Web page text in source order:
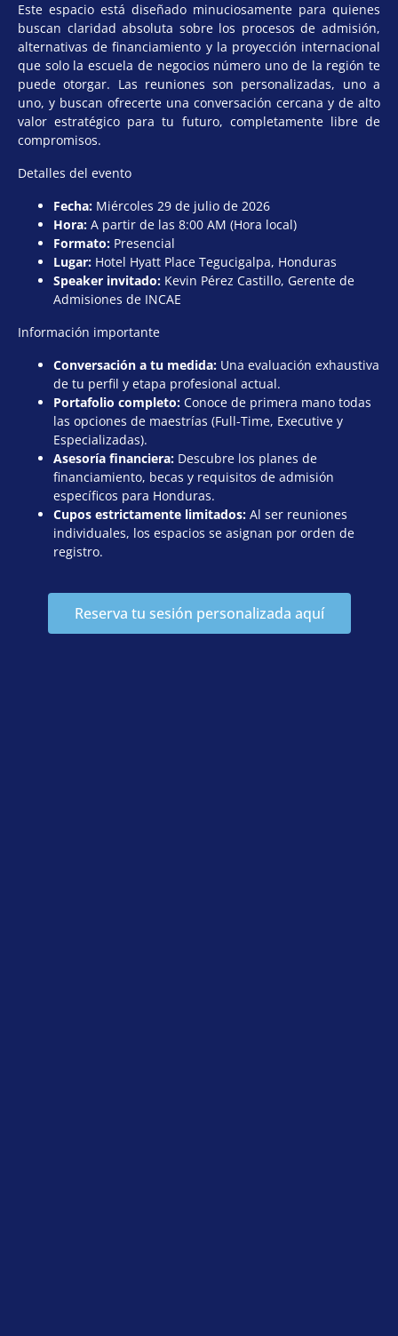
Este espacio está diseñado minuciosamente para quienes
buscan claridad absoluta sobre los procesos de admisión,
alternativas de financiamiento y la proyección internacional
que solo la escuela de negocios número uno de la región te
puede otorgar. Las reuniones son personalizadas, uno a
uno, y buscan ofrecerte una conversación cercana y de alto
valor estratégico para tu futuro, completamente libre de
compromisos.
Detalles del evento
Fecha: Miércoles 29 de julio de 2026
Hora: A partir de las 8:00 AM (Hora local)
Formato: Presencial
Lugar: Hotel Hyatt Place Tegucigalpa, Honduras
Speaker invitado: Kevin Pérez Castillo, Gerente de
Admisiones de INCAE
Información importante
Conversación a tu medida: Una evaluación exhaustiva
de tu perfil y etapa profesional actual.
Portafolio completo: Conoce de primera mano todas
las opciones de maestrías (Full-Time, Executive y
Especializadas).
Asesoría financiera: Descubre los planes de
financiamiento, becas y requisitos de admisión
específicos para Honduras.
Cupos estrictamente limitados: Al ser reuniones
individuales, los espacios se asignan por orden de
registro.
Reserva tu sesión personalizada aquí